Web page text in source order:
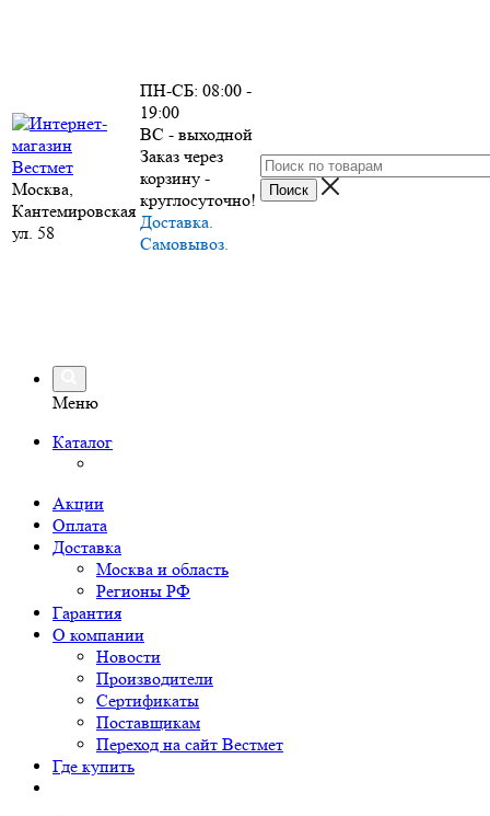
Москва,
Кантемировская
ул. 58
ПН-СБ: 08:00 -
19:00
ВС - выходной
Заказ через
корзину -
круглосуточно!
Доставка.
Самовывоз.
Меню
Каталог
Акции
Оплата
Доставка
Москва и область
Регионы РФ
Гарантия
О компании
Новости
Производители
Сертификаты
Поставщикам
Переход на сайт Вестмет
Где купить